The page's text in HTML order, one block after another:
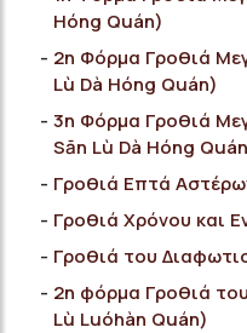
Hóng Quán)
2η Φόρμα Γροθιά
Lù Dà Hóng Quán)
3η Φόρμα Γροθιά
Sān Lù Dà Hóng
Γροθιά Επτά
Γροθιά Χρόνου και
Γροθιά του
2η φόρμα Γροθιά
Lù Luóhàn Quán)